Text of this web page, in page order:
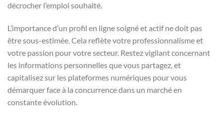
décrocher l’emploi souhaité.
L’importance d’un profil en ligne soigné et actif ne doit pas
être sous-estimée. Cela reflète votre professionnalisme et
votre passion pour votre secteur. Restez vigilant concernant
les informations personnelles que vous partagez, et
capitalisez sur les plateformes numériques pour vous
démarquer face à la concurrence dans un marché en
constante évolution.